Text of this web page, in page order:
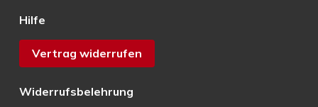
Hilfe
Vertrag widerrufen
Widerrufsbelehrung